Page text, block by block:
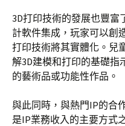
3D打印技術的發展也豐富
計軟件集成，玩家可以創
打印技術將其實體化。兒
解3D建模和打印的基礎指
的藝術品或功能性作品。
與此同時，與熱門IP的合
是IP業務收入的主要方式